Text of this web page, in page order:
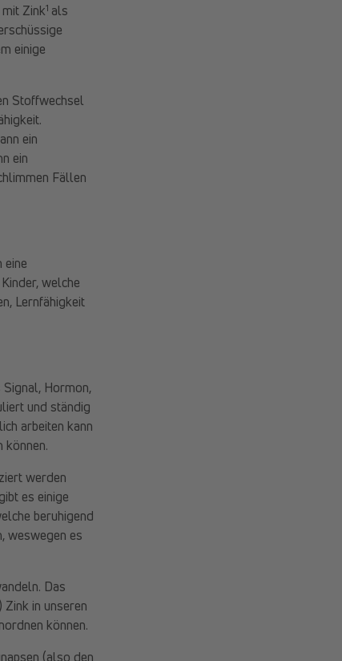
Zink1 als
einige
Stoffwechsel
ein
ein
Fällen
eine
welche
Lernfähigkeit
Hormon,
und ständig
arbeiten kann
können.
werden
es einige
beruhigend
weswegen es
Das
Zink in unseren
können.
(also den